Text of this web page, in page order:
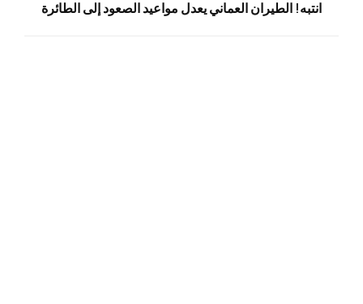
انتبه! الطيران العماني يعدل مواعيد الصعود إلى الطائرة